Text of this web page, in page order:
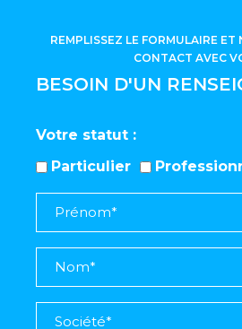
BESOIN D'UN
REMPLISSEZ LE FORMULAIRE
CONTACT AVEC
Votre statut
Particulier